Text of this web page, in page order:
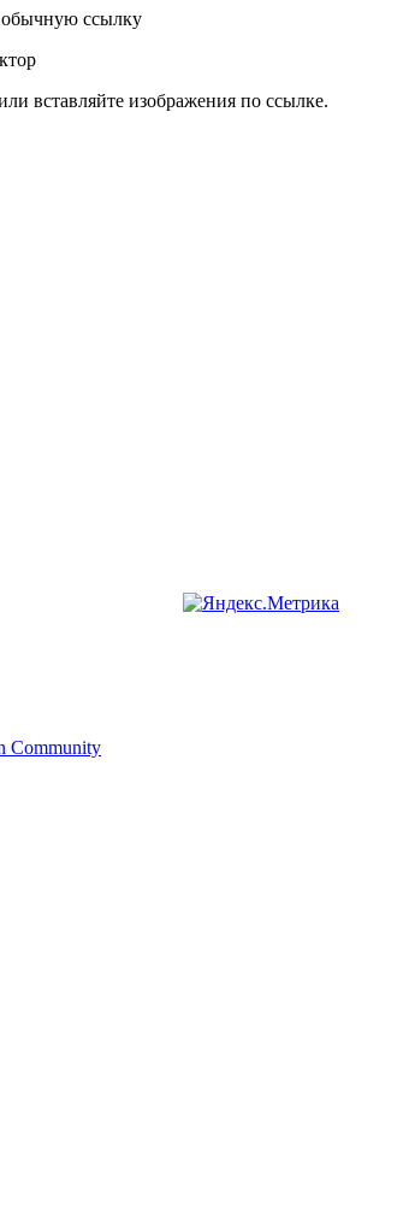
ссылку
вставляйте изображения по ссылке.
Community